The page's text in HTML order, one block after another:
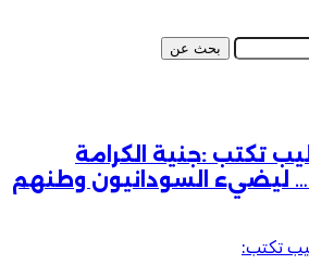
بحث عن
تكتب :جنية الكرامة
ليضيء السودانيون وطنهم